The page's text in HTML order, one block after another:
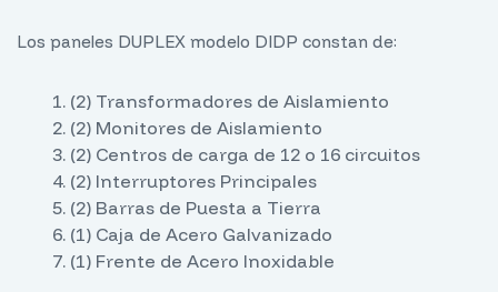
Los paneles DUPLEX modelo DIDP constan de:
(2) Transformadores de Aislamiento
(2) Monitores de Aislamiento
(2) Centros de carga de 12 o 16 circuitos
(2) Interruptores Principales
(2) Barras de Puesta a Tierra
(1) Caja de Acero Galvanizado
(1) Frente de Acero Inoxidable